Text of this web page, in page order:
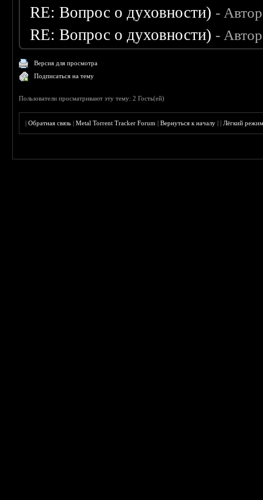
RE: Вопрос о духовности) -
RE: Вопрос о духовности) -
Версия для просмотра
Подписаться на тему
Пользователи просматривают эту тему: 2 Гость(ей)
|Обратная связь |Metal Torrent Tracker Forum |Вернуться к началу ||Лёгкий